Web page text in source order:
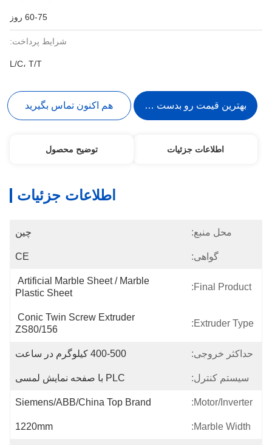
60-75 روز
شرایط پرداخت:
L/C، T/T
بهترین قیمت رو بدست بیار هم اکنون تماس بگیرید
اطلاعات جزئیات توضیح محصول
اطلاعات جزئیات
محل منبع: چین
گواهی: CE
Final Product:
Artificial Marble Sheet / Marble
Plastic Sheet
Extruder Type:
Conic Twin Screw Extruder
ZS80/156
حداکثر خروجی: 400-500 کیلوگرم در ساعت
سیستم کنترل: PLC با صفحه نمایش لمسی
Motor/Inverter:
Siemens/ABB/China Top Brand
Marble Width:
1220mm